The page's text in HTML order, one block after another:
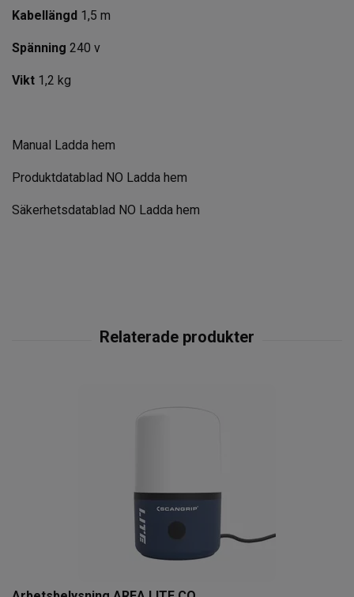
Kabellängd 1,5 m
Spänning 240 v
Vikt 1,2 kg
Manual Ladda hem
Produktdatablad NO Ladda hem
Säkerhetsdatablad NO Ladda hem